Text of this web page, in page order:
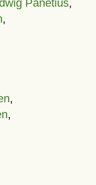
Panetius,
,
,
,